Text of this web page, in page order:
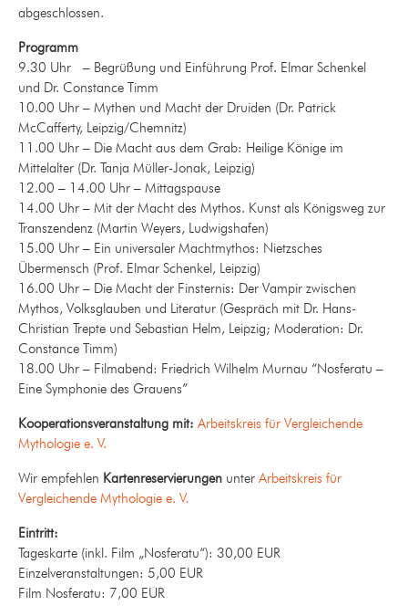
abgeschlossen.
Programm
9.30 Uhr – Begrüßung und Einführung Prof. Elmar Schenkel
und Dr. Constance Timm
10.00 Uhr – Mythen und Macht der Druiden (Dr. Patrick
McCafferty, Leipzig/Chemnitz)
11.00 Uhr – Die Macht aus dem Grab: Heilige Könige im
Mittelalter (Dr. Tanja Müller-Jonak, Leipzig)
12.00 – 14.00 Uhr – Mittagspause
14.00 Uhr – Mit der Macht des Mythos. Kunst als Königsweg zur
Transzendenz (Martin Weyers, Ludwigshafen)
15.00 Uhr – Ein universaler Machtmythos: Nietzsches
Übermensch (Prof. Elmar Schenkel, Leipzig)
16.00 Uhr – Die Macht der Finsternis: Der Vampir zwischen
Mythos, Volksglauben und Literatur (Gespräch mit Dr. Hans-
Christian Trepte und Sebastian Helm, Leipzig; Moderation: Dr.
Constance Timm)
18.00 Uhr – Filmabend: Friedrich Wilhelm Murnau “Nosferatu –
Eine Symphonie des Grauens”
Kooperationsveranstaltung mit: Arbeitskreis für Vergleichende
Mythologie e. V.
Wir empfehlen Kartenreservierungen unter Arbeitskreis für
Vergleichende Mythologie e. V.
Eintritt:
Tageskarte (inkl. Film „Nosferatu“): 30,00 EUR
Einzelveranstaltungen: 5,00 EUR
Film Nosferatu: 7,00 EUR